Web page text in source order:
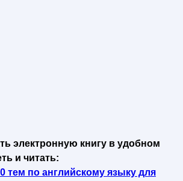
электронную книгу в удобном
и читать:
тем по английскому языку для